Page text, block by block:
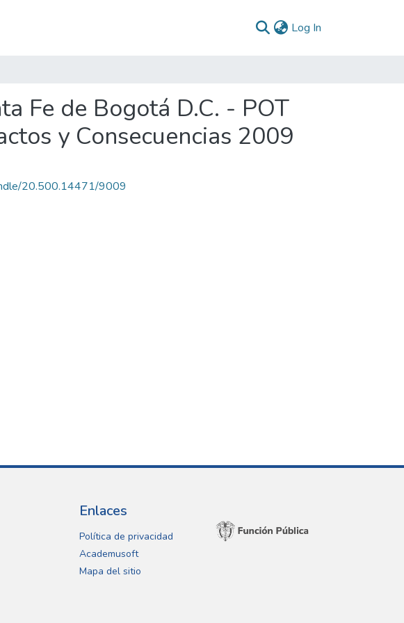
Log In
Fe de Bogotá D.C. - POT
y Consecuencias 2009
20.500.14471/9009
Enlaces
Política de privacidad
Academusoft
Mapa del sitio